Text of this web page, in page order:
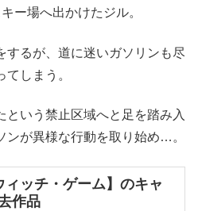
ー場へ出かけたジル。
するが、道に迷いガソリンも尽
しまう。
という禁止区域へと足を踏み入
ンが異様な行動を取り始め…。
ィッチ・ゲーム】のキャ
作品